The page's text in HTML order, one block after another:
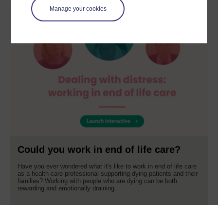
Manage your cookies
Could you work in end of life care?
Have you ever wondered what it's like to work in end of life care
as a health care professional supporting dying patients and their
families? Working with people who are dying can be both
rewarding and emotionally draining.